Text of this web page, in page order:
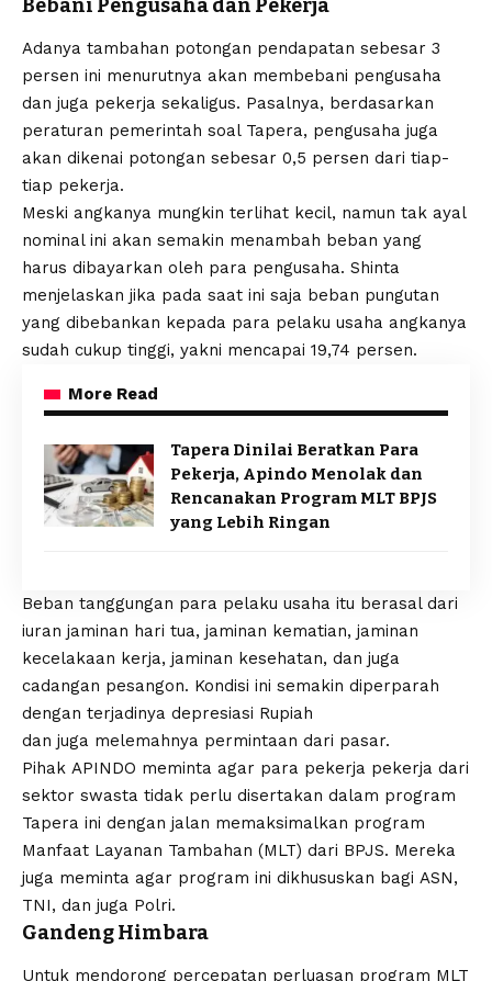
Bebani Pengusaha dan Pekerja
Adanya tambahan potongan pendapatan sebesar 3
persen ini menurutnya akan membebani pengusaha
dan juga pekerja sekaligus. Pasalnya, berdasarkan
peraturan pemerintah soal Tapera, pengusaha juga
akan dikenai potongan sebesar 0,5 persen dari tiap-
tiap pekerja.
Meski angkanya mungkin terlihat kecil, namun tak ayal
nominal ini akan semakin menambah beban yang
harus dibayarkan oleh para pengusaha. Shinta
menjelaskan jika pada saat ini saja beban pungutan
yang dibebankan kepada para pelaku usaha angkanya
sudah cukup tinggi, yakni mencapai 19,74 persen.
More Read
Tapera Dinilai Beratkan Para
Pekerja, Apindo Menolak dan
Rencanakan Program MLT BPJS
yang Lebih Ringan
Beban tanggungan para pelaku usaha itu berasal dari
iuran jaminan hari tua, jaminan kematian, jaminan
kecelakaan kerja, jaminan kesehatan, dan juga
cadangan pesangon. Kondisi ini semakin diperparah
dengan terjadinya depresiasi Rupiah
dan juga melemahnya permintaan dari pasar.
Pihak APINDO meminta agar para pekerja pekerja dari
sektor swasta tidak perlu disertakan dalam program
Tapera ini dengan jalan memaksimalkan program
Manfaat Layanan Tambahan (MLT) dari BPJS. Mereka
juga meminta agar program ini dikhususkan bagi ASN,
TNI, dan juga Polri.
Gandeng Himbara
Untuk mendorong percepatan perluasan program MLT